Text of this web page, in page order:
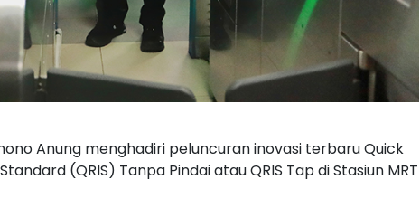
Anung menghadiri peluncuran inovasi terbaru Quick
(QRIS) Tanpa Pindai atau QRIS Tap di Stasiun MRT